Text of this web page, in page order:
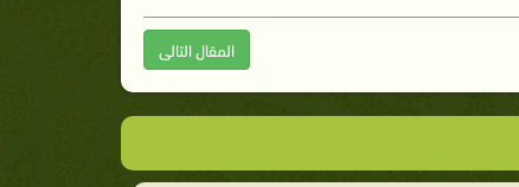
المقال التالى